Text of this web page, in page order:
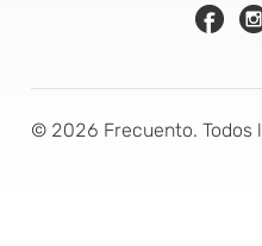
© 2026 Frecuento. Todos